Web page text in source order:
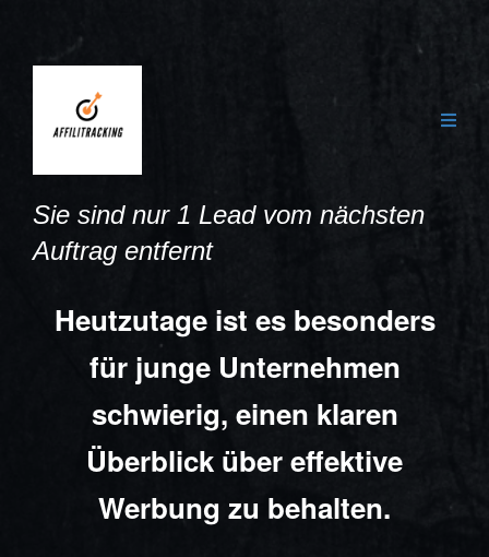
Sie sind nur 1 Lead vom nächsten
Auftrag entfernt
Heutzutage ist es besonders
für junge Unternehmen
schwierig, einen klaren
Überblick über effektive
Werbung zu behalten.